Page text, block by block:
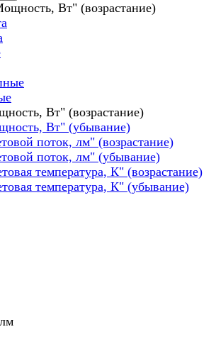
Вт" (возрастание)
Вт" (возрастание)
Вт" (убывание)
поток, лм" (возрастание)
поток, лм" (убывание)
температура, К" (возрастание)
температура, К" (убывание)